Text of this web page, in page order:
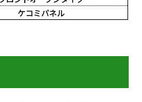
ケコミパネル